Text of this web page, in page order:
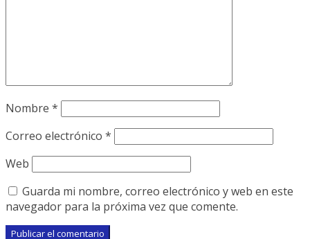
Nombre *
Correo electrónico *
Web
Guarda mi nombre, correo electrónico y web en este
navegador para la próxima vez que comente.